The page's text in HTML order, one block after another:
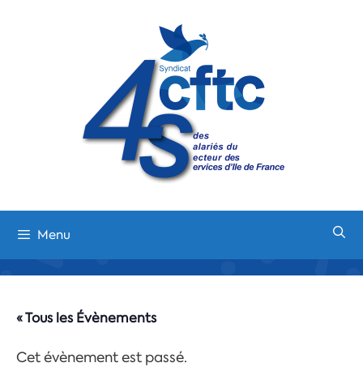
Menu
« Tous les Évènements
Cet évènement est passé.